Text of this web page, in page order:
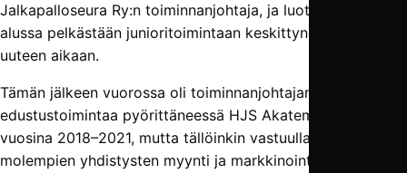
Jalkapalloseura Ry:n toiminnan­johtaja, ja luotsasi pestin
alussa pelkästään juniori­toimintaan keskittyneen seuraan
uuteen aikaan.
Tämän jälkeen vuorossa oli toiminnan­johtajan tehtävä
edustus­toimintaa pyörittäneessä HJS Akatemia Ry:ssä
vuosina 2018–2021, mutta tällöinkin vastuulla oli
molempien yhdistysten myynti ja markkinointi. VJS Vantaa